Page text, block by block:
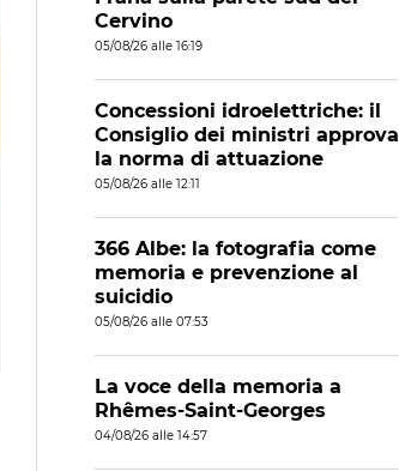
Cervino
05/08/26 alle 16:19
Concessioni idroelettriche: il
Consiglio dei ministri approva
la norma di attuazione
05/08/26 alle 12:11
366 Albe: la fotografia come
memoria e prevenzione al
suicidio
05/08/26 alle 07:53
La voce della memoria a
Rhêmes-Saint-Georges
04/08/26 alle 14:57